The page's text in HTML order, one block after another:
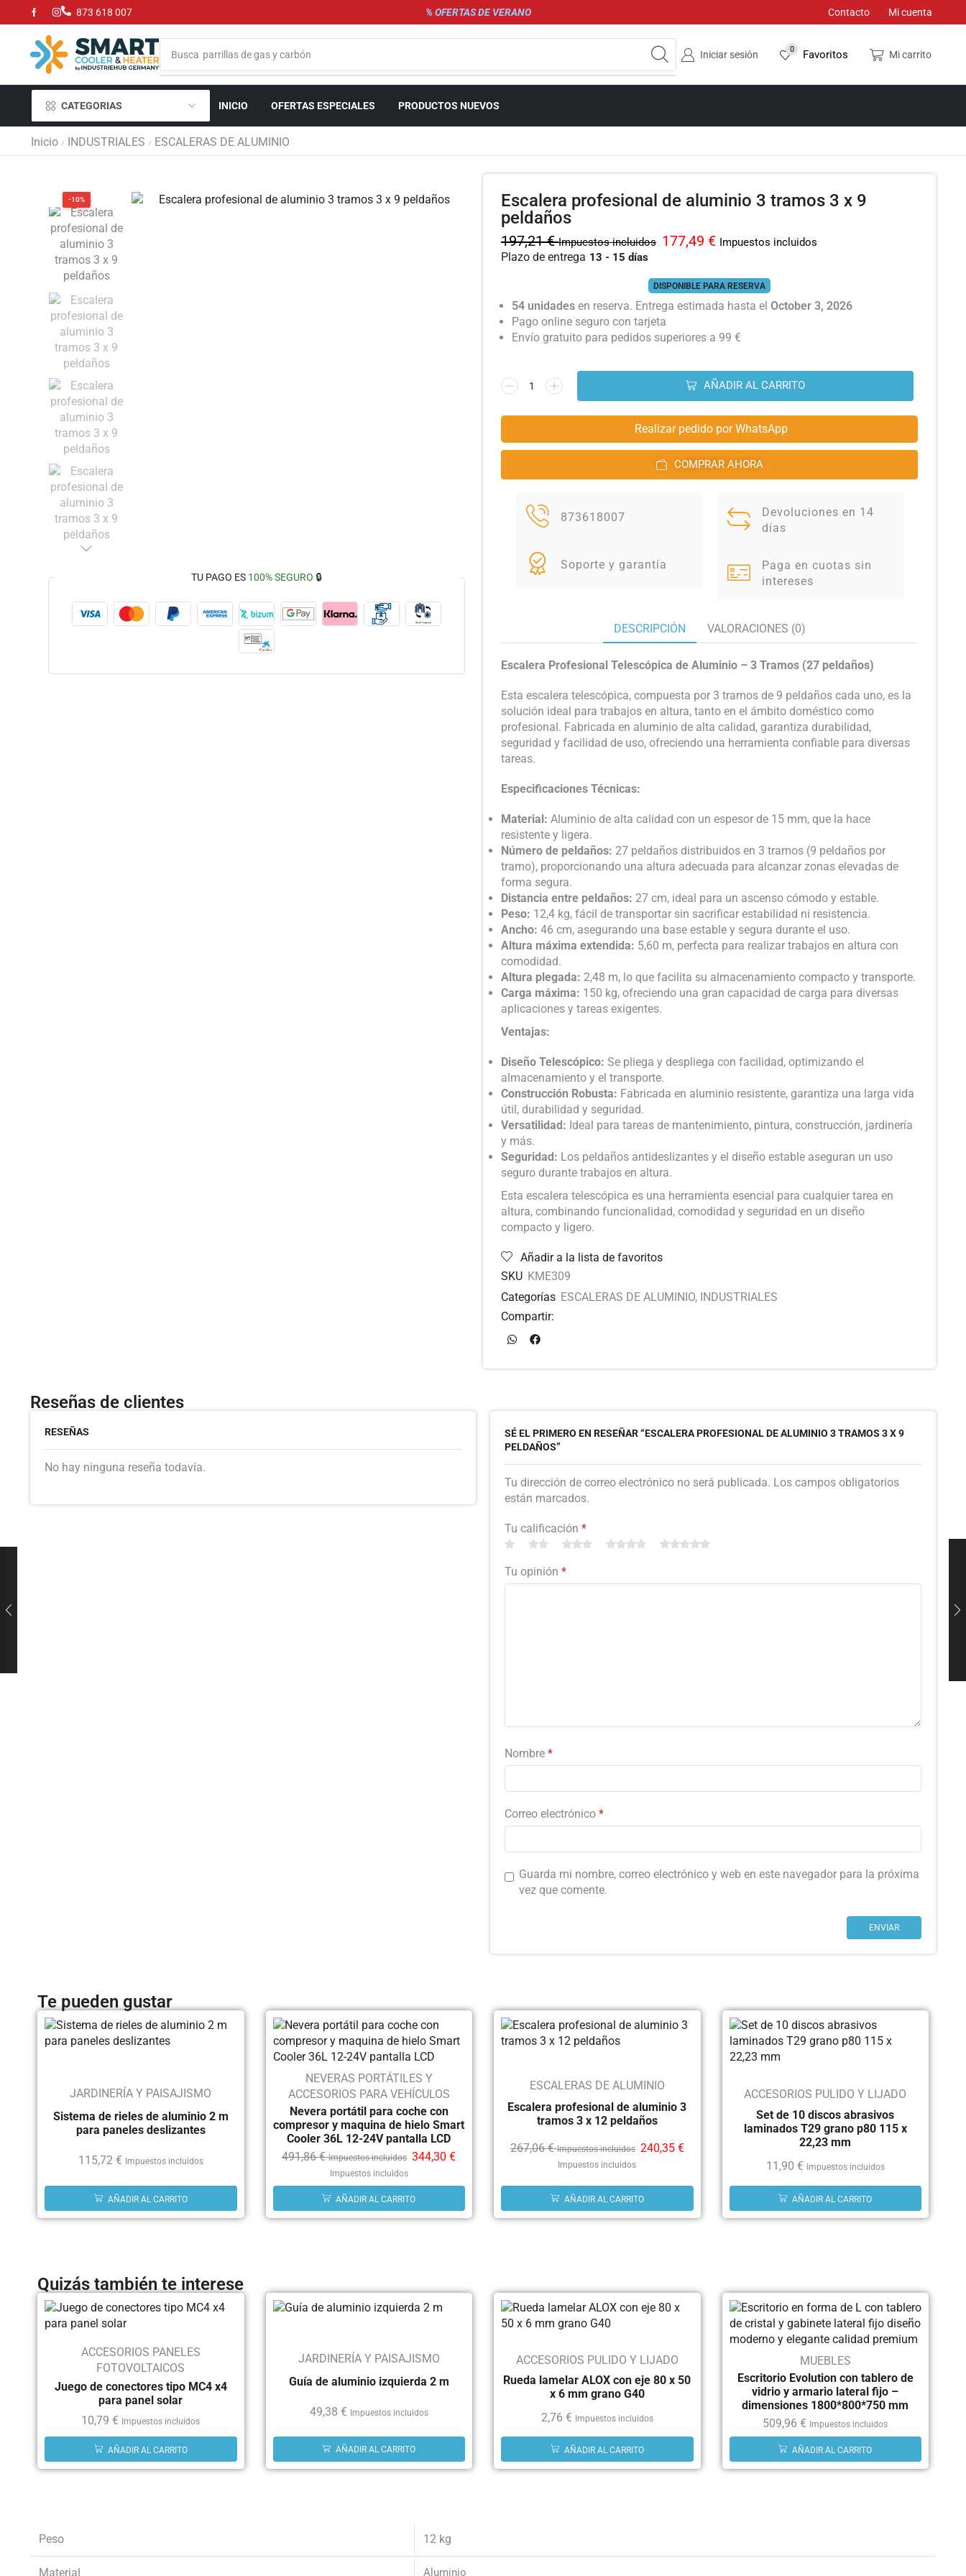
873 618 007 % OFERTAS DE VERANO Contacto Mi cuenta
Busca parrillas de gas y carbón Iniciar sesión 0 Favoritos Mi carrito
CATEGORIAS INICIO OFERTAS ESPECIALES PRODUCTOS NUEVOS
Inicio / INDUSTRIALES / ESCALERAS DE ALUMINIO
-10%
TU PAGO ES 100% SEGURO 🔒
Escalera profesional de aluminio 3 tramos 3 x 9
peldaños
197,21€ Impuestos incluidos 177,49 € Impuestos incluidos
Plazo de entrega 13 - 15 días
DISPONIBLE PARA RESERVA
54 unidades en reserva. Entrega estimada hasta el October 3, 2026
Pago online seguro con tarjeta
Envío gratuito para pedidos superiores a 99 €
AÑADIR AL CARRITO
Realizar pedido por WhatsApp
COMPRAR AHORA
873618007
Soporte y garantía
Devoluciones en 14
días
Paga en cuotas sin
intereses
DESCRIPCIÓN VALORACIONES (0)
Escalera Profesional Telescópica de Aluminio – 3 Tramos (27 peldaños)
Esta escalera telescópica, compuesta por 3 tramos de 9 peldaños cada uno, es la
solución ideal para trabajos en altura, tanto en el ámbito doméstico como
profesional. Fabricada en aluminio de alta calidad, garantiza durabilidad,
seguridad y facilidad de uso, ofreciendo una herramienta confiable para diversas
tareas.
Especificaciones Técnicas:
Material: Aluminio de alta calidad con un espesor de 15 mm, que la hace
resistente y ligera.
Número de peldaños: 27 peldaños distribuidos en 3 tramos (9 peldaños por
tramo), proporcionando una altura adecuada para alcanzar zonas elevadas de
forma segura.
Distancia entre peldaños: 27 cm, ideal para un ascenso cómodo y estable.
Peso: 12,4 kg, fácil de transportar sin sacrificar estabilidad ni resistencia.
Ancho: 46 cm, asegurando una base estable y segura durante el uso.
Altura máxima extendida: 5,60 m, perfecta para realizar trabajos en altura con
comodidad.
Altura plegada: 2,48 m, lo que facilita su almacenamiento compacto y transporte.
Carga máxima: 150 kg, ofreciendo una gran capacidad de carga para diversas
aplicaciones y tareas exigentes.
Ventajas:
Diseño Telescópico: Se pliega y despliega con facilidad, optimizando el
almacenamiento y el transporte.
Construcción Robusta: Fabricada en aluminio resistente, garantiza una larga vida
útil, durabilidad y seguridad.
Versatilidad: Ideal para tareas de mantenimiento, pintura, construcción, jardinería
y más.
Seguridad: Los peldaños antideslizantes y el diseño estable aseguran un uso
seguro durante trabajos en altura.
Esta escalera telescópica es una herramienta esencial para cualquier tarea en
altura, combinando funcionalidad, comodidad y seguridad en un diseño
compacto y ligero.
Añadir a la lista de favoritos
SKU KME309
Categorías ESCALERAS DE ALUMINIO, INDUSTRIALES
Compartir:
Reseñas de clientes
RESEÑAS
No hay ninguna reseña todavía.
SÉ EL PRIMERO EN RESEÑAR “ESCALERA PROFESIONAL DE ALUMINIO 3 TRAMOS 3 X 9
PELDAÑOS”
Tu dirección de correo electrónico no será publicada. Los campos obligatorios
están marcados.
Tu calificación *
Tu opinión *
Nombre *
Correo electrónico *
Guarda mi nombre, correo electrónico y web en este navegador para la próxima
vez que comente.
Te pueden gustar
JARDINERÍA Y PAISAJISMO
Sistema de rieles de aluminio 2 m
para paneles deslizantes
115,72 € Impuestos incluidos
AÑADIR AL CARRITO
NEVERAS PORTÁTILES Y
ACCESORIOS PARA VEHÍCULOS
Nevera portátil para coche con
compresor y maquina de hielo Smart
Cooler 36L 12-24V pantalla LCD
491,86€ Impuestos incluidos 344,30€
Impuestos incluidos
AÑADIR AL CARRITO
ESCALERAS DE ALUMINIO
Escalera profesional de aluminio 3
tramos 3 x 12 peldaños
267,06€ Impuestos incluidos 240,35 €
Impuestos incluidos
AÑADIR AL CARRITO
ACCESORIOS PULIDO Y LIJADO
Set de 10 discos abrasivos
laminados T29 grano p80 115 x
22,23 mm
11,90 € Impuestos incluidos
AÑADIR AL CARRITO
Quizás también te interese
ACCESORIOS PANELES
FOTOVOLTAICOS
Juego de conectores tipo MC4 x4
para panel solar
10,79€ Impuestos incluidos
AÑADIR AL CARRITO
JARDINERÍA Y PAISAJISMO
Guía de aluminio izquierda 2 m
49,38 € Impuestos incluidos
AÑADIR AL CARRITO
ACCESORIOS PULIDO Y LIJADO
Rueda lamelar ALOX con eje 80 x 50
x 6 mm grano G40
2,76 € Impuestos incluidos
AÑADIR AL CARRITO
MUEBLES
Escritorio Evolution con tablero de
vidrio y armario lateral fijo –
dimensiones 1800*800*750 mm
509,96€ Impuestos incluidos
AÑADIR AL CARRITO
Peso 12 kg
Material Aluminio